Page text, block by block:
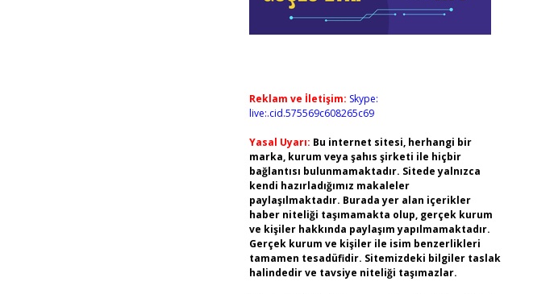
Reklam ve İletişim: Skype:
live:.cid.575569c608265c69
Yasal Uyarı: Bu internet sitesi, herhangi bir
marka, kurum veya şahıs şirketi ile hiçbir
bağlantısı bulunmamaktadır. Sitede yalnızca
kendi hazırladığımız makaleler
paylaşılmaktadır. Burada yer alan içerikler
haber niteliği taşımamakta olup, gerçek kurum
ve kişiler hakkında paylaşım yapılmamaktadır.
Gerçek kurum ve kişiler ile isim benzerlikleri
tamamen tesadüfidir. Sitemizdeki bilgiler taslak
halindedir ve tavsiye niteliği taşımazlar.